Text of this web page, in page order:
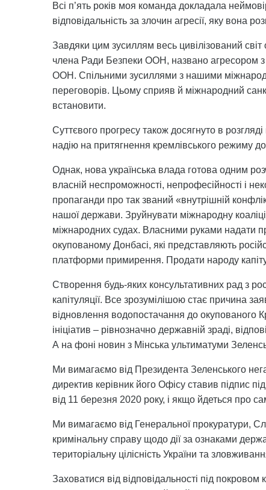
Всі п’ять років моя команда докладала
відповідальність за злочин агресії, яку вона
Завдяки цим зусиллям весь цивілізований
члена Ради Безпеки ООН, названо агресором з
ООН. Спільними зусиллями з нашими
переговорів. Цьому сприяв й міжнародний
встановити.
Суттєвого прогресу також досягнуто в
надію на притягнення кремлівського режиму до
Однак, нова українська влада готова одним
власній неспроможності, непрофесійності і
пропаганди про так званий «внутрішній
нашої держави. Зруйнувати міжнародну
міжнародних судах. Власними руками надати
окупованому Донбасі, які представляють
платформи примирення. Продати народу
Створення будь-яких консультативних рад з
капітуляції. Все зрозумілішою стає причина
відновлення водопостачання до окупованого
ініціатив – рівнозначно державній зраді,
А на фоні новин з Мінська ультиматуми
Ми вимагаємо від Президента Зеленського
директив керівник його Офісу ставив підпис
від 11 березня 2020 року, і якщо йдеться про
Ми вимагаємо від Генеральної прокуратури,
кримінальну справу щодо дії за ознаками
територіальну цілісність України та
Заховатися від відповідальності під